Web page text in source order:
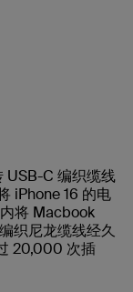
USB-C 编织缆线
iPhone 16 的电
将 Macbook
织尼龙缆线经久
20,000 次插